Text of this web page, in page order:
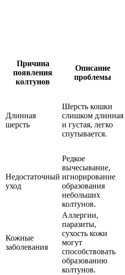
Причина
появления
колтунов
Описание
проблемы
Длинная
шерсть
Шерсть кошки
слишком длинная
и густая, легко
спутывается.
Недостаточный
уход
Редкое
вычесывание,
игнорирование
образования
небольших
колтунов.
Кожные
заболевания
Аллергии,
паразиты,
сухость кожи
могут
способствовать
образованию
колтунов.